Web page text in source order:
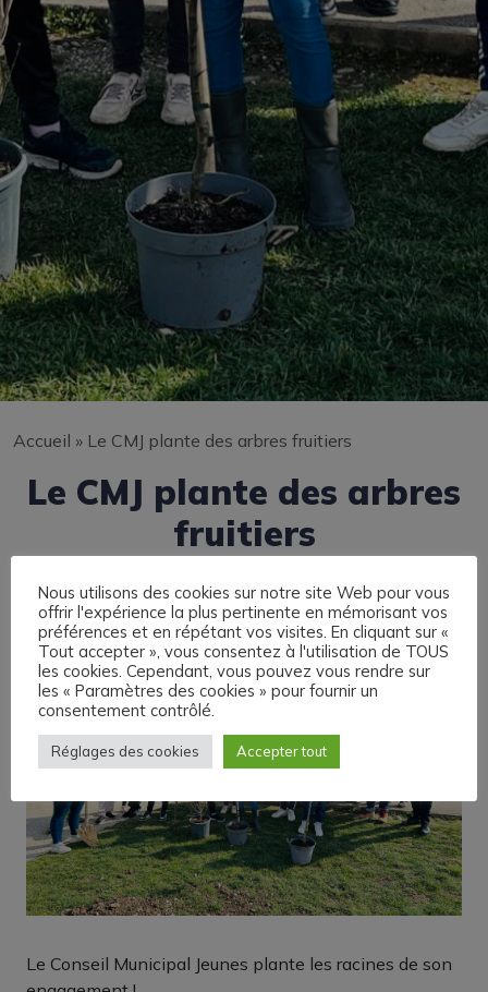
Accueil » Le CMJ plante des arbres fruitiers
Le CMJ plante des arbres
fruitiers
Le Conseil Municipal Jeunes plante les racines de son
Nous utilisons des cookies sur notre site Web pour vous
offrir l'expérience la plus pertinente en mémorisant vos
préférences et en répétant vos visites. En cliquant sur «
Tout accepter », vous consentez à l'utilisation de TOUS
les cookies. Cependant, vous pouvez vous rendre sur
les « Paramètres des cookies » pour fournir un
consentement contrôlé.
Réglages des cookies Accepter tout